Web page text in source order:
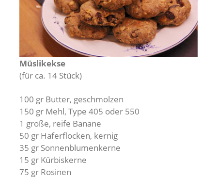
Müslikekse
(für ca. 14 Stück)
100 gr Butter, geschmolzen
150 gr Mehl, Type 405 oder 550
1 große, reife Banane
50 gr Haferflocken, kernig
35 gr Sonnenblumenkerne
15 gr Kürbiskerne
75 gr Rosinen